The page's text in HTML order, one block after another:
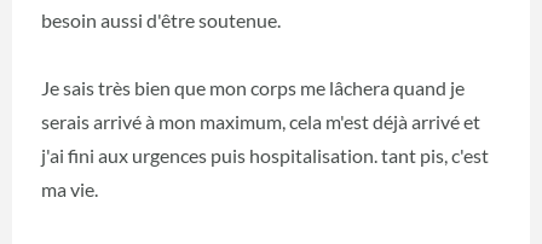
besoin aussi d'être soutenue.
Je sais très bien que mon corps me lâchera quand je
serais arrivé à mon maximum, cela m'est déjà arrivé et
j'ai fini aux urgences puis hospitalisation. tant pis, c'est
ma vie.